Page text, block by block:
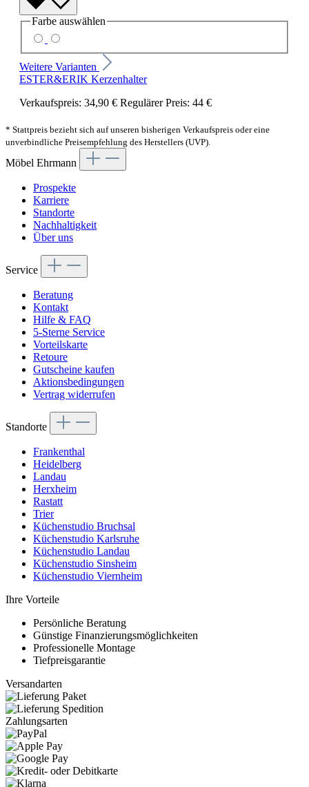
Farbe auswählen
Weitere Varianten
ESTER&ERIK Kerzenhalter
Verkaufspreis: 34,90 € Regulärer Preis: 44 €
* Stattpreis bezieht sich auf unseren bisherigen Verkaufspreis oder eine
unverbindliche Preisempfehlung des Herstellers (UVP).
Möbel Ehrmann
Prospekte
Karriere
Standorte
Nachhaltigkeit
Über uns
Service
Beratung
Kontakt
Hilfe & FAQ
5-Sterne Service
Vorteilskarte
Retoure
Gutscheine kaufen
Aktionsbedingungen
Vertrag widerrufen
Standorte
Frankenthal
Heidelberg
Landau
Herxheim
Rastatt
Trier
Küchenstudio Bruchsal
Küchenstudio Karlsruhe
Küchenstudio Landau
Küchenstudio Sinsheim
Küchenstudio Viernheim
Ihre Vorteile
Persönliche Beratung
Günstige Finanzierungsmöglichkeiten
Professionelle Montage
Tiefpreisgarantie
Versandarten
Zahlungsarten